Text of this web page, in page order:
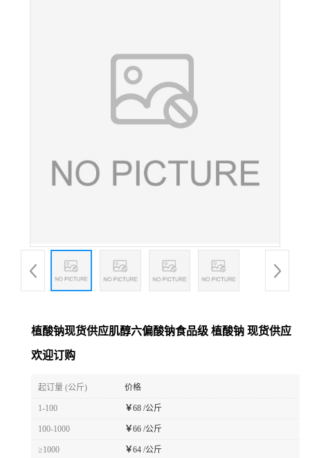
植酸钠现货供应肌醇六偏酸钠食品级 植酸钠 现货供应
欢迎订购
起订量 (公斤) 价格
1-100 ￥68 /公斤
100-1000 ￥66 /公斤
≥1000 ￥64 /公斤